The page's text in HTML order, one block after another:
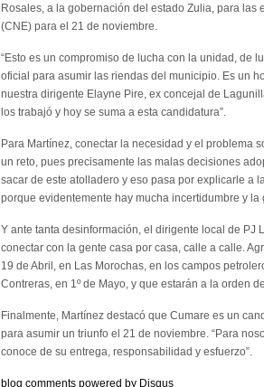
Rosales, a la gobernación del estado Zulia, para
(CNE) para el 21 de noviembre.
“Esto es un compromiso de lucha con la unidad, de
oficial para asumir las riendas del municipio. Es un
nuestra dirigente Elayne Pire, ex concejal de
los trabajó y hoy se suma a esta candidatura”.
Para Martínez, conectar la necesidad y el problema
un reto, pues precisamente las malas decisiones
sacar de este atolladero y eso pasa por explicarle a
porque evidentemente hay mucha incertidumbre y
Y ante tanta desinformación, el dirigente local de
conectar con la gente casa por casa, calle a calle.
19 de Abril, en Las Morochas, en los campos
Contreras, en 1º de Mayo, y que estarán a la orden
Finalmente, Martínez destacó que Cumare es un
para asumir un triunfo el 21 de noviembre. “Para
conoce de su entrega, responsabilidad y esfuerzo”.
blog comments powered by Disqus